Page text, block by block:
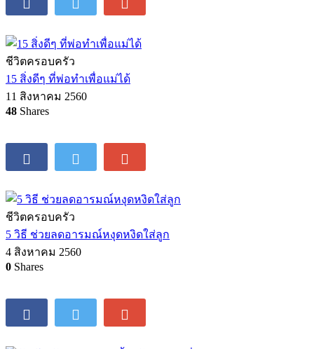
ชีวิตครอบครัว
15 สิ่งดีๆ ที่พ่อทำเพื่อแม่ได้
11 สิงหาคม 2560
48 Shares
ชีวิตครอบครัว
5 วิธี ช่วยลดอารมณ์หงุดหงิดใส่ลูก
4 สิงหาคม 2560
0 Shares